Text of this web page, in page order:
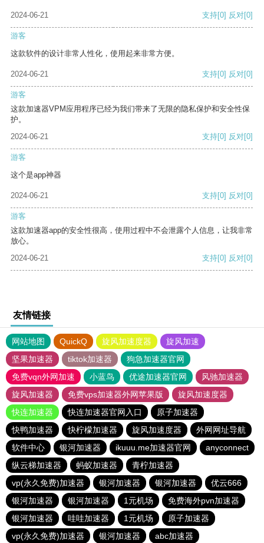
2024-06-21 支持[0] 反对[0]
游客
这款软件的设计非常人性化，使用起来非常方便。
2024-06-21 支持[0] 反对[0]
游客
这款加速器VPM应用程序已经为我们带来了无限的隐私保护和安全性保
护。
2024-06-21
支持[0] 反对[0]
游客
这个是app神器
2024-06-21 支持[0] 反对[0]
游客
这款加速器app的安全性很高，使用过程中不会泄露个人信息，让我非常
放心。
2024-06-21
支持[0] 反对[0]
友情链接
网站地图 QuickQ 旋风加速度器
旋风加速
坚果加速器
tiktok加速器
狗急加速器官网
免费vqn外网加速
小蓝鸟 优途加速器官网
风驰加速器
旋风加速器
免费vps加速器外网苹果版
旋风加速度器
快连加速器
快连加速器官网入口
原子加速器
快鸭加速器
快柠檬加速器 旋风加速度器
外网网址导航
软件中心
银河加速器 ikuuu.me加速器官网
anyconnect
纵云梯加速器
蚂蚁加速器
青柠加速器
vp(永久免费)加速器
银河加速器 银河加速器
优云666
银河加速器
银河加速器 1元机场
免费海外pvn加速器
银河加速器
哇哇加速器 1元机场
原子加速器
vp(永久免费)加速器
银河加速器 abc加速器